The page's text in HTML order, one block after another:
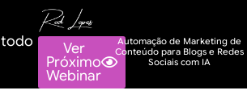
todo
Ver
Próximo
Webinar
Automação de Marketing de
Conteúdo para Blogs e Redes
Sociais com IA